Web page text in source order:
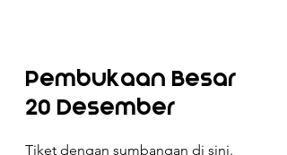
Pembukaan Besar
20 Desember
Tiket dengan sumbangan di sini.